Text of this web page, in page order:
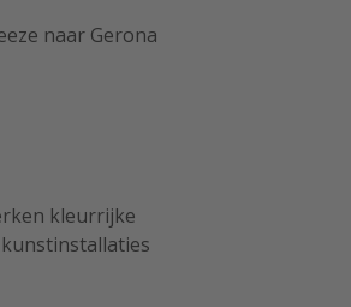
naar Gerona
kleurrijke